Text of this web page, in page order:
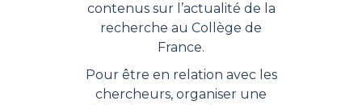
contenus sur l’actualité de la
recherche au Collège de
France.
Pour être en relation avec les
chercheurs, organiser une